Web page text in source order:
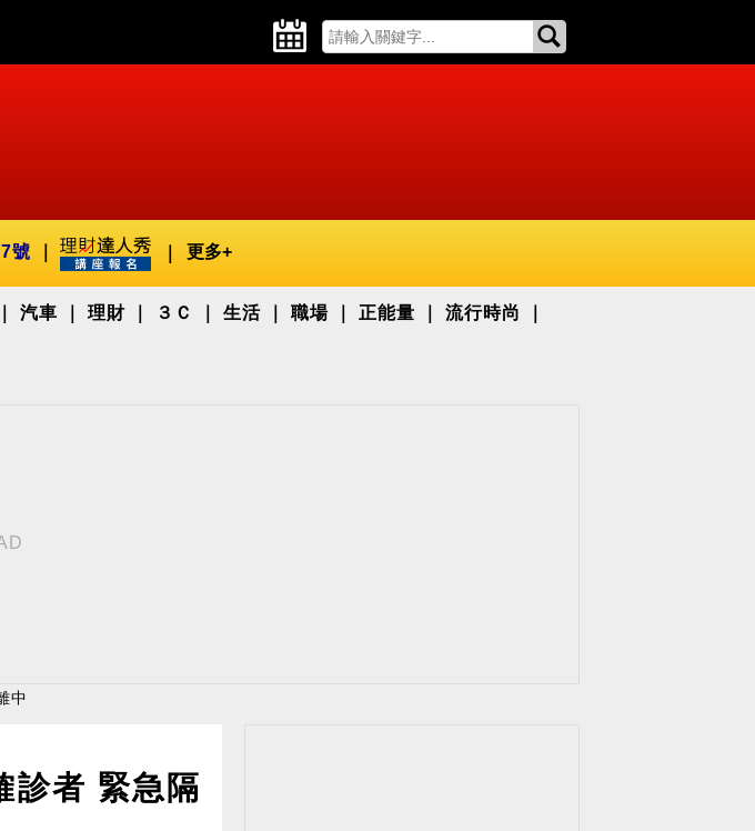
號 更多+
汽車 理財 ３Ｃ 生活 職場 正能量 流行時尚
中
診者 緊急隔